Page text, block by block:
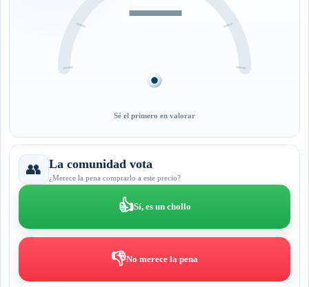
Sé el primero en valorar
👥 La comunidad vota
¿Merece la pena comprarlo a este precio?
👍Sí, es un chollo
👎No merece la pena